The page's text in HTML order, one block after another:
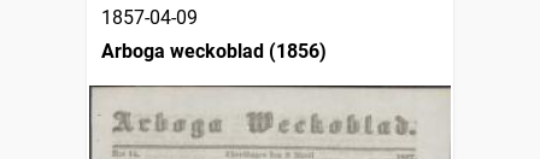
1857-04-09
Arboga weckoblad (1856)